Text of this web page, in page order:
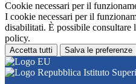
Cookie necessari per il
I cookie necessari per il
disabilitati. È possibile consultare
policy.
Accetta tutti Salva le preferenze
Istituto